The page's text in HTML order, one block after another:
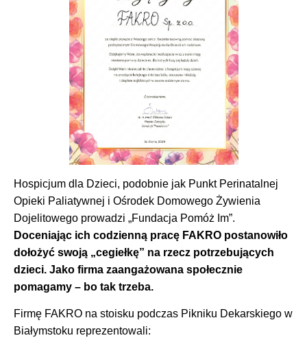
Hospicjum dla Dzieci, podobnie jak Punkt Perinatalnej
Opieki Paliatywnej i Ośrodek Domowego Żywienia
Dojelitowego prowadzi „Fundacja Pomóż Im”.
Doceniając ich codzienną pracę FAKRO postanowiło
dołożyć swoją „cegiełkę” na rzecz potrzebujących
dzieci. Jako firma zaangażowana społecznie
pomagamy – bo tak trzeba.
Firmę FAKRO na stoisku podczas Pikniku Dekarskiego w
Białymstoku reprezentowali: